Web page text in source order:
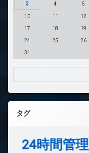
3 4 5
10 11 12
17 18 19
24 25 26
31
タグ
24時間管理